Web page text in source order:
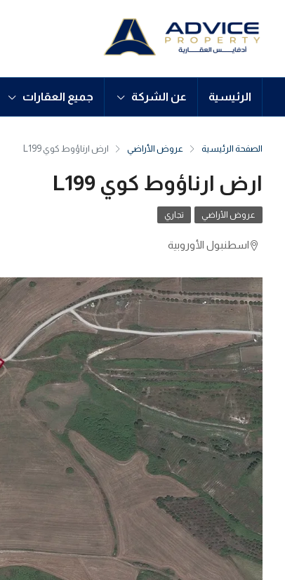
الرئيسية عن الشركة جميع العقارات
الصفحة الرئيسية عروض الأراضي ارض ارناؤوط كوي L199
ارض ارناؤوط كوي L199
عروض الأراضي تجاري
اسطنبول الأوروبية